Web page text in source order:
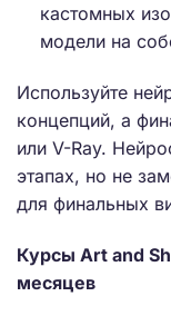
кастомных
модели на
Используйте
концепций, а
или V-Ray.
этапах, но не
для финальных
Курсы Art and
месяцев